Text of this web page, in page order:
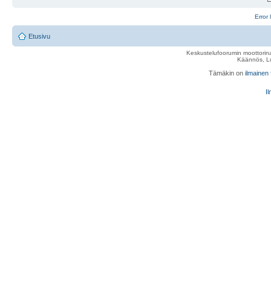
Error
Etusivu
Keskustelufoorumin
Käännös,
Tämäkin on ilmainen